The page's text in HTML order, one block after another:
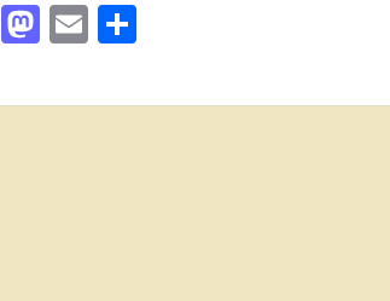
Facebook
Mastodon
Email